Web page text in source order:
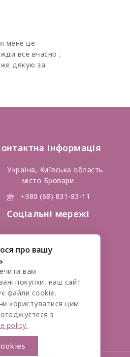
мене це
все вчасно ,
дякую за
інформація
Україна, Київська область
місто Бровари
+380 (68) 831-83-11
Соціальні мережі
про вашу
вам
покупки, наш сайт
файли cookie.
користуватися цим
з
policy.